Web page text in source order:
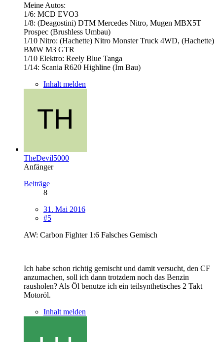
Meine Autos:
1/6: MCD EVO3
1/8: (Deagostini) DTM Mercedes Nitro, Mugen MBX5T
Prospec (Brushless Umbau)
1/10 Nitro: (Hachette) Nitro Monster Truck 4WD, (Hachette)
BMW M3 GTR
1/10 Elektro: Reely Blue Tanga
1/14: Scania R620 Highline (Im Bau)
Inhalt melden
TheDevil5000
Anfänger
Beiträge
8
31. Mai 2016
#5
AW: Carbon Fighter 1:6 Falsches Gemisch
Ich habe schon richtig gemischt und damit versucht, den CF
anzumachen, soll ich dann trotzdem noch das Benzin
rausholen? Als Öl benutze ich ein teilsynthetisches 2 Takt
Motoröl.
Inhalt melden